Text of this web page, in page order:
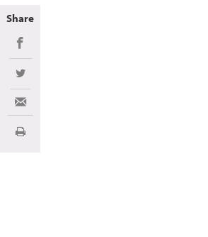
Share
Share on Facebook
Share on Twitter
Share via Email
Imprimir